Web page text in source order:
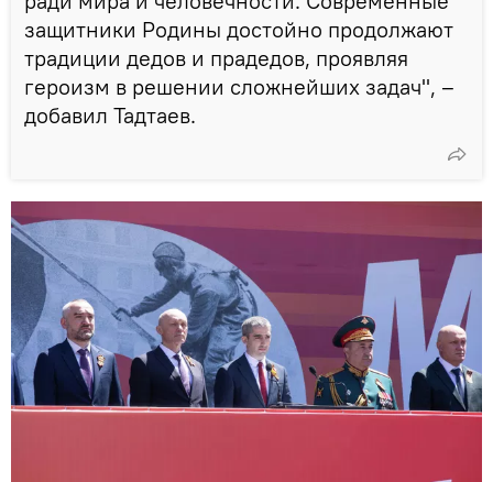
защитники Родины достойно продолжают
традиции дедов и прадедов, проявляя
героизм в решении сложнейших задач", –
добавил Тадтаев.